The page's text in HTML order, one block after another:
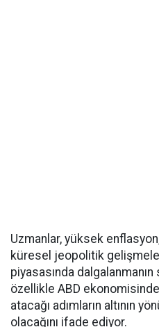
Uzmanlar, yüksek
küresel jeopolitik
piyasasında
özellikle ABD
atacağı adımların altının
olacağını ifade ediyor.